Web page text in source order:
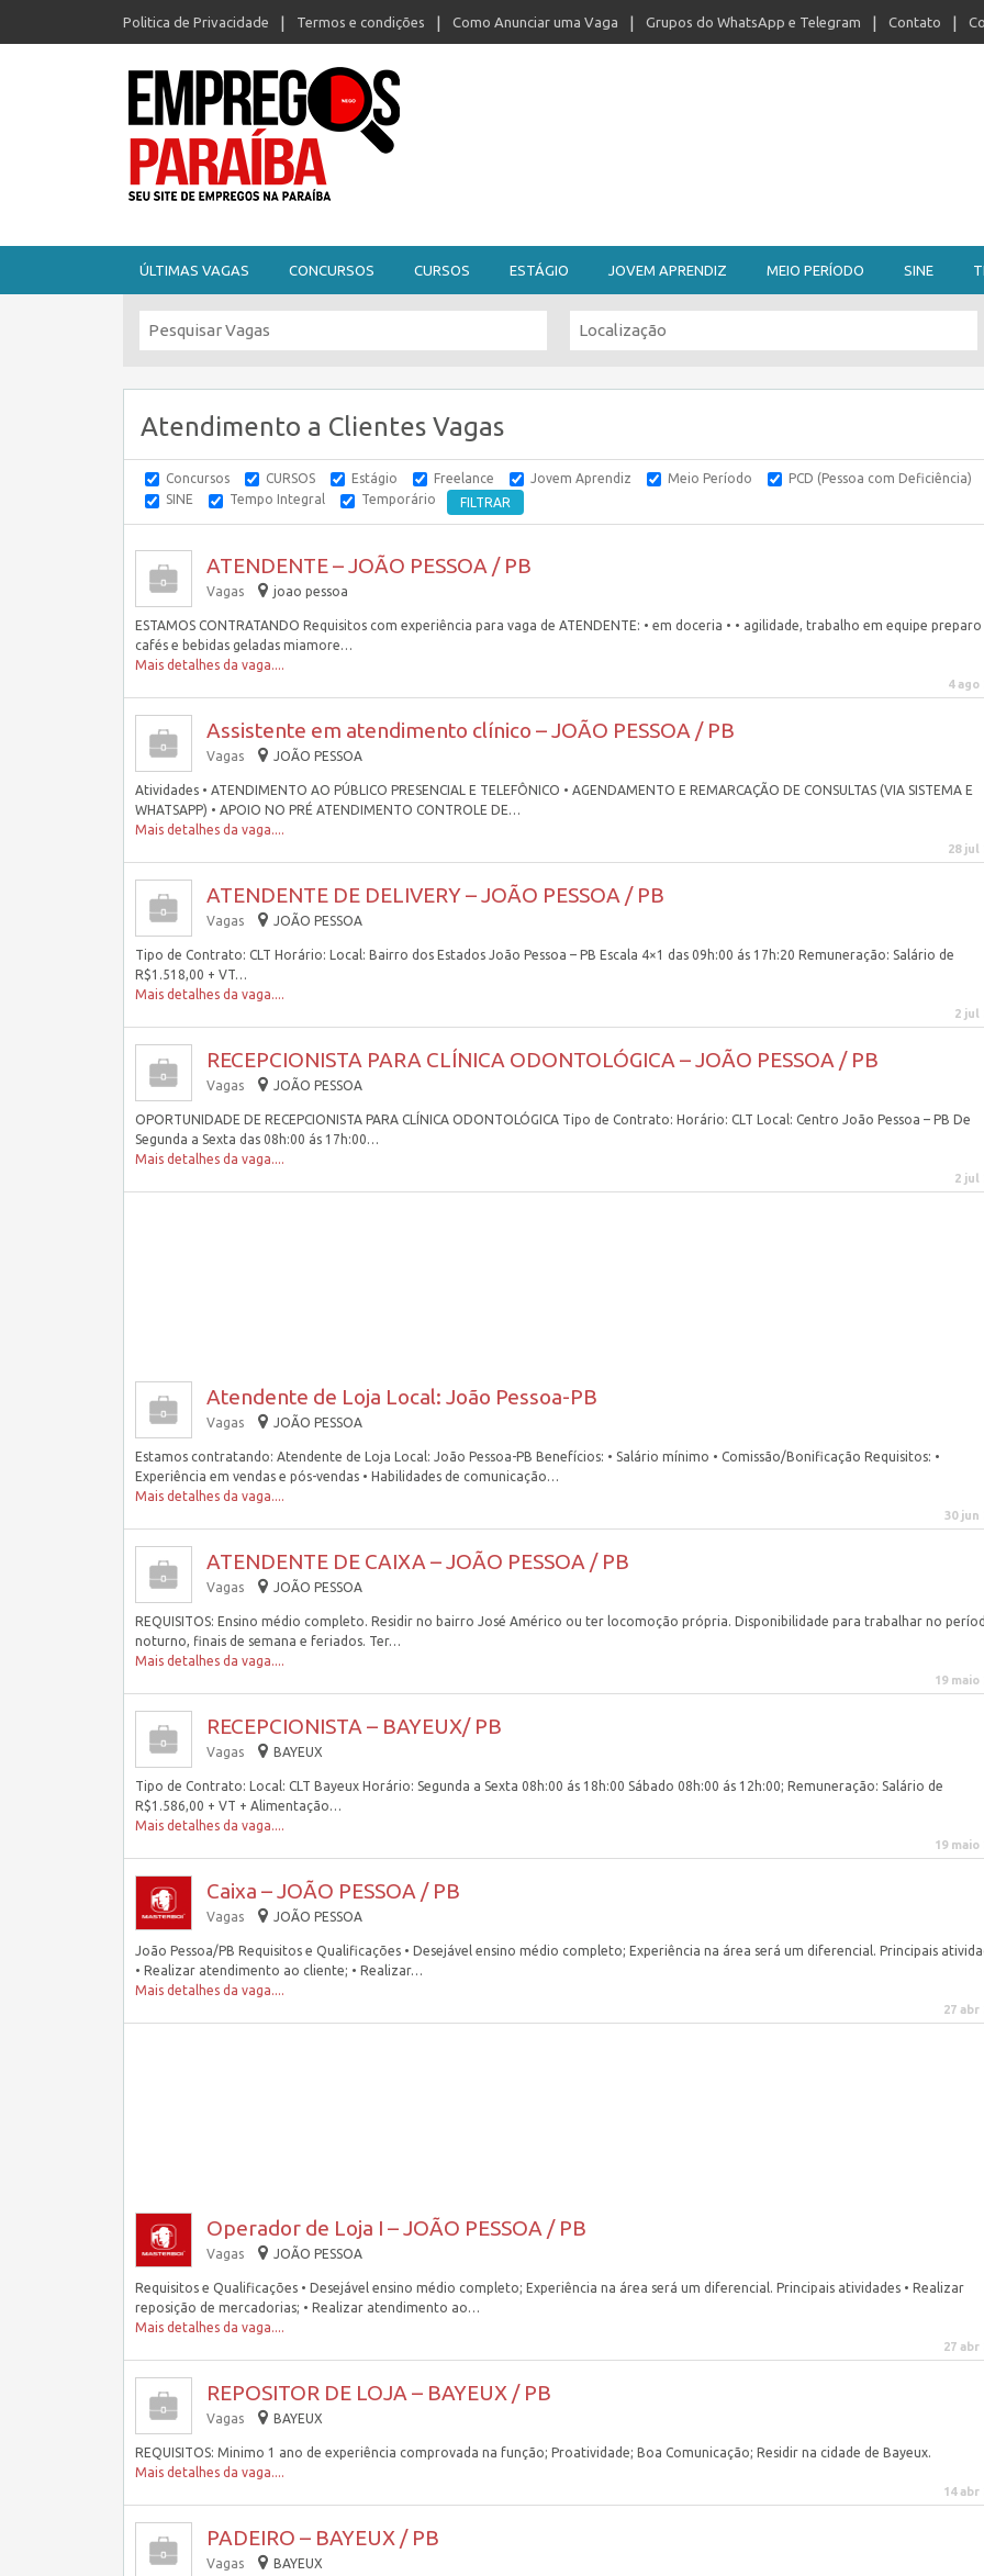
Politica de Privacidade Termos e condições Como Anunciar uma Vaga Grupos do WhatsApp e Telegram Contato
ÚLTIMAS VAGAS CONCURSOS CURSOS ESTÁGIO JOVEM APRENDIZ MEIO PERÍODO SINE
Atendimento a Clientes Vagas
Concursos CURSOS Estágio Freelance Jovem Aprendiz Meio Período
PCD (Pessoa com Deficiência)
SINE
Tempo Integral Temporário
ATENDENTE – JOÃO PESSOA / PB
Vagas joao pessoa
ESTAMOS CONTRATANDO Requisitos com experiência para vaga de ATENDENTE: • em doceria • • agilidade, trabalho em equipe preparo
cafés e bebidas geladas miamore…
Mais detalhes da vaga....
4 ago
Assistente em atendimento clínico – JOÃO PESSOA / PB
Vagas JOÃO PESSOA
Atividades • ATENDIMENTO AO PÚBLICO PRESENCIAL E TELEFÔNICO • AGENDAMENTO E REMARCAÇÃO DE CONSULTAS (VIA SISTEMA E
WHATSAPP) • APOIO NO PRÉ ATENDIMENTO CONTROLE DE…
Mais detalhes da vaga....
28 jul
ATENDENTE DE DELIVERY – JOÃO PESSOA / PB
Vagas JOÃO PESSOA
Tipo de Contrato: CLT Horário: Local: Bairro dos Estados João Pessoa – PB Escala 4×1 das 09h:00 ás 17h:20 Remuneração: Salário de
R$1.518,00 + VT…
Mais detalhes da vaga....
2 jul
RECEPCIONISTA PARA CLÍNICA ODONTOLÓGICA – JOÃO PESSOA / PB
Vagas JOÃO PESSOA
OPORTUNIDADE DE RECEPCIONISTA PARA CLÍNICA ODONTOLÓGICA Tipo de Contrato: Horário: CLT Local: Centro João Pessoa – PB De
Segunda a Sexta das 08h:00 ás 17h:00…
Mais detalhes da vaga....
2 jul
Atendente de Loja Local: João Pessoa-PB
Vagas JOÃO PESSOA
Estamos contratando: Atendente de Loja Local: João Pessoa-PB Benefícios: • Salário mínimo • Comissão/Bonificação Requisitos: •
Experiência em vendas e pós-vendas • Habilidades de comunicação…
Mais detalhes da vaga....
30 jun
ATENDENTE DE CAIXA – JOÃO PESSOA / PB
Vagas JOÃO PESSOA
REQUISITOS: Ensino médio completo. Residir no bairro José Américo ou ter locomoção própria. Disponibilidade para trabalhar no
noturno, finais de semana e feriados. Ter…
Mais detalhes da vaga....
19 maio
RECEPCIONISTA – BAYEUX/ PB
Vagas BAYEUX
Tipo de Contrato: Local: CLT Bayeux Horário: Segunda a Sexta 08h:00 ás 18h:00 Sábado 08h:00 ás 12h:00; Remuneração: Salário de
R$1.586,00 + VT + Alimentação…
Mais detalhes da vaga....
19 maio
Caixa – JOÃO PESSOA / PB
Vagas JOÃO PESSOA
João Pessoa/PB Requisitos e Qualificações • Desejável ensino médio completo; Experiência na área será um diferencial. Principais
• Realizar atendimento ao cliente; • Realizar…
Mais detalhes da vaga....
27 abr
Operador de Loja I – JOÃO PESSOA / PB
Vagas JOÃO PESSOA
Requisitos e Qualificações • Desejável ensino médio completo; Experiência na área será um diferencial. Principais atividades • Realizar
reposição de mercadorias; • Realizar atendimento ao…
Mais detalhes da vaga....
27 abr
REPOSITOR DE LOJA – BAYEUX / PB
Vagas BAYEUX
REQUISITOS: Minimo 1 ano de experiência comprovada na função; Proatividade; Boa Comunicação; Residir na cidade de Bayeux.
Mais detalhes da vaga....
14 abr
PADEIRO – BAYEUX / PB
Vagas BAYEUX